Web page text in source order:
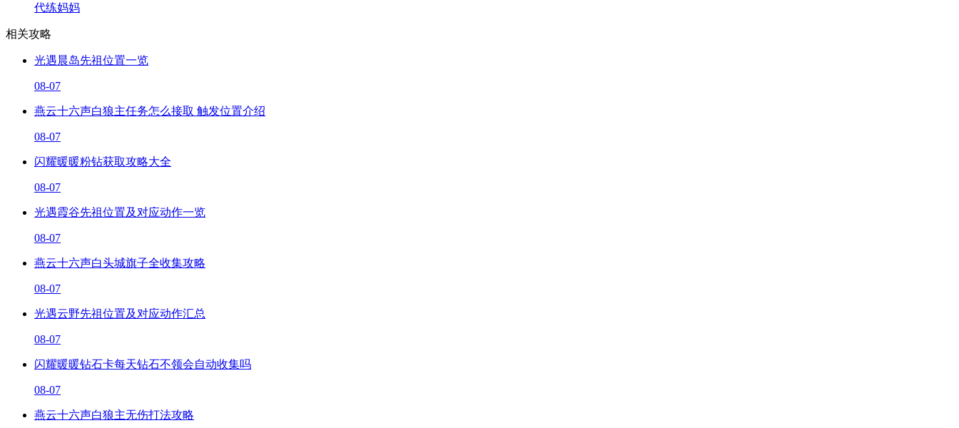
代练妈妈
相关攻略
光遇晨岛先祖位置一览
08-07
燕云十六声白狼主任务怎么接取 触发位置介绍
08-07
闪耀暖暖粉钻获取攻略大全
08-07
光遇霞谷先祖位置及对应动作一览
08-07
燕云十六声白头城旗子全收集攻略
08-07
光遇云野先祖位置及对应动作汇总
08-07
闪耀暖暖钻石卡每天钻石不领会自动收集吗
08-07
燕云十六声白狼主无伤打法攻略